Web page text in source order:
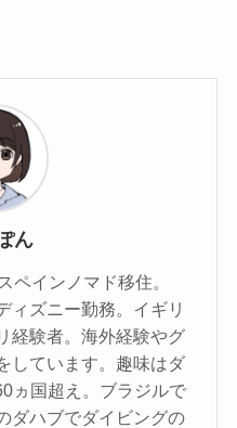
ん
インノマド移住。
ィズニー勤務。イギリ
経験者。海外経験やグ
しています。趣味はダ
ヵ国超え。ブラジルで
ダハブでダイビングの